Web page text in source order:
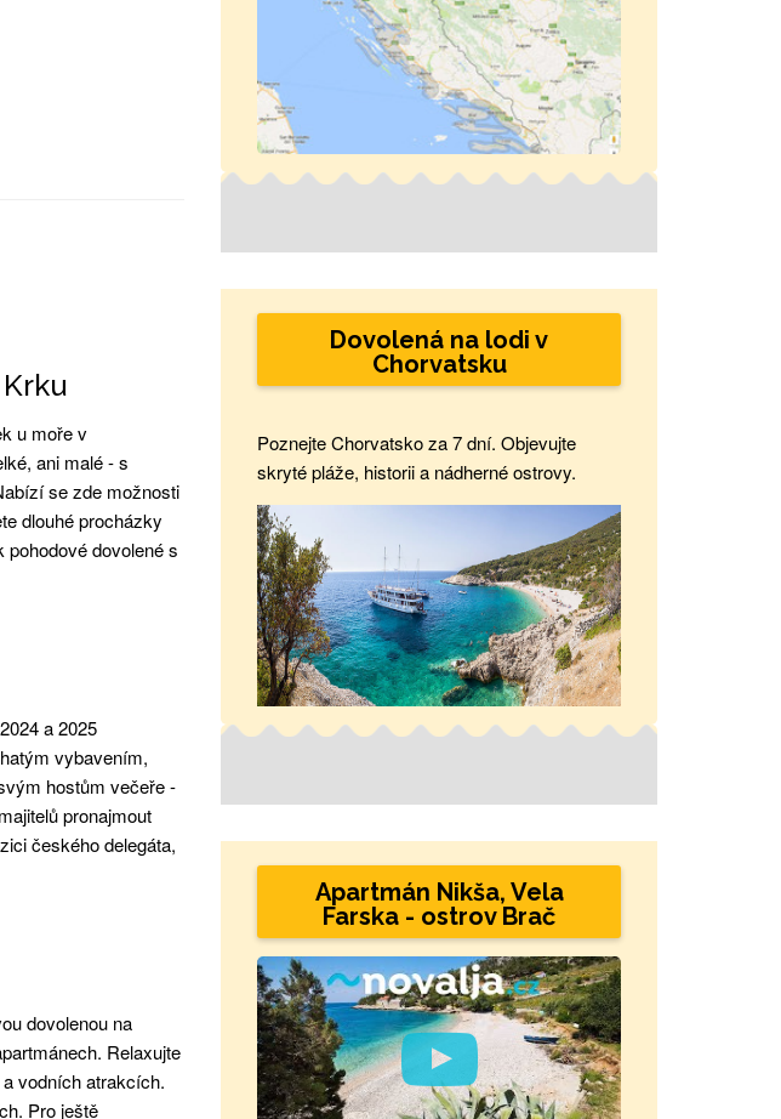
u moře v
ani malé - s
se zde možnosti
dlouhé procházky
dovolené s
a 2025
vybavením,
hostům večeře -
pronajmout
českého delegáta,
dovolenou na
Relaxujte
vodních atrakcích.
Pro ještě
Dovolená na lodi v
Chorvatsku
Poznejte Chorvatsko za 7 dní. Objevujte
skryté pláže, historii a nádherné ostrovy.
Apartmán Nikša, Vela
Farska - ostrov Brač